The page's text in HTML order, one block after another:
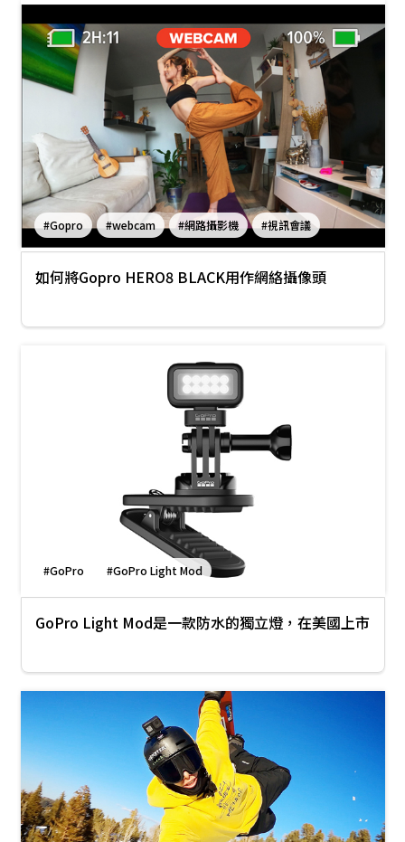
#Gopro #webcam #網路攝影機 #視訊會議
如何將Gopro HERO8 BLACK用作網絡攝像頭
#GoPro #GoPro Light Mod
GoPro Light Mod是一款防水的獨立燈，在美國上市